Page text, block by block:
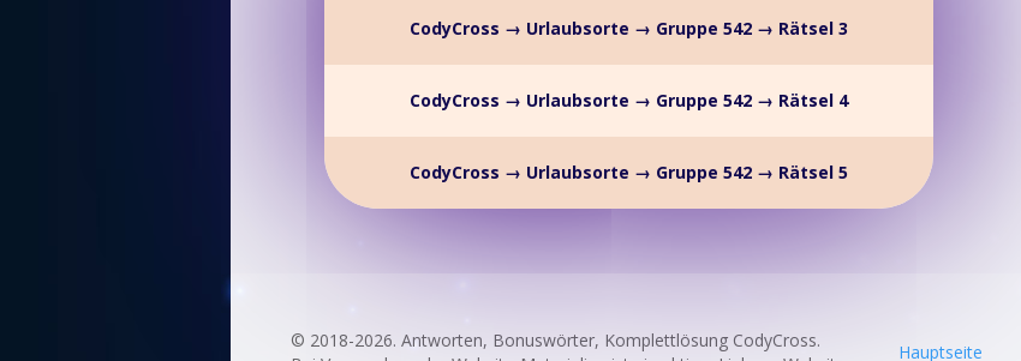
CodyCross → Urlaubsorte → Gruppe 542 → Rätsel 3
CodyCross → Urlaubsorte → Gruppe 542 → Rätsel 4
CodyCross → Urlaubsorte → Gruppe 542 → Rätsel 5
Hauptseite
© 2018-2026. Antworten, Bonuswörter, Komplettlösung CodyCross.